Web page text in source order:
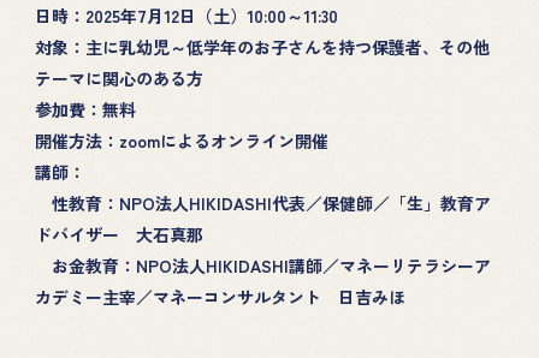
日時：2025年7月12日（土）10:00～11:30
対象：主に乳幼児～低学年のお子さんを持つ保護者、その他
テーマに関心のある方
参加費：無料
開催方法：zoomによるオンライン開催
講師：
性教育：NPO法人HIKIDASHI代表／保健師／「生」教育ア
ドバイザー 大石真那
お金教育：NPO法人HIKIDASHI講師／マネーリテラシーア
カデミー主宰／マネーコンサルタント 日吉みほ